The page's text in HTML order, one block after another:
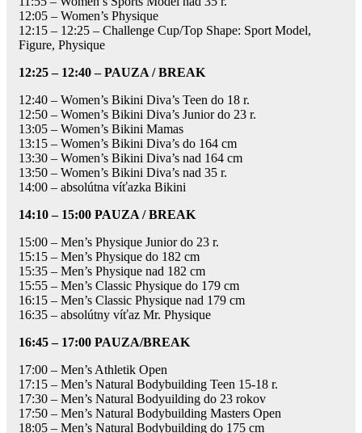
12:05 – Women’s Physique
12:15 – 12:25 – Challenge Cup/Top Shape: Sport Model,
Figure, Physique
12:25 – 12:40 – PAUZA / BREAK
12:40 – Women’s Bikini Diva’s Teen do 18 r.
12:50 – Women’s Bikini Diva’s Junior do 23 r.
13:05 – Women’s Bikini Mamas
13:15 – Women’s Bikini Diva’s do 164 cm
13:30 – Women’s Bikini Diva’s nad 164 cm
13:50 – Women’s Bikini Diva’s nad 35 r.
14:00 – absolútna víťazka Bikini
14:10 – 15:00 PAUZA / BREAK
15:00 – Men’s Physique Junior do 23 r.
15:15 – Men’s Physique do 182 cm
15:35 – Men’s Physique nad 182 cm
15:55 – Men’s Classic Physique do 179 cm
16:15 – Men’s Classic Physique nad 179 cm
16:35 – absolútny víťaz Mr. Physique
16:45 – 17:00 PAUZA/BREAK
17:00 – Men’s Athletik Open
17:15 – Men’s Natural Bodybuilding Teen 15-18 r.
17:30 – Men’s Natural Bodyuilding do 23 rokov
17:50 – Men’s Natural Bodybuilding Masters Open
18:05 – Men’s Natural Bodybuilding do 175 cm